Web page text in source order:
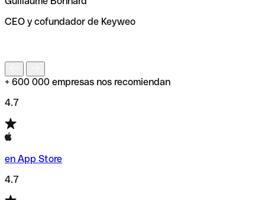
de enviar tu transferencia.
CEO y cofundador de Keyweo
+ 600 000 empresas nos recomiendan
4.7
en App Store
4.7